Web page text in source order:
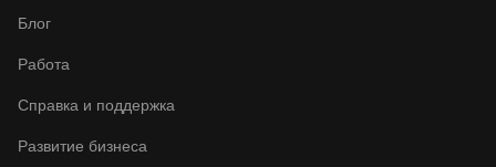
Блог
Работа
Справка и поддержка
Развитие бизнеса